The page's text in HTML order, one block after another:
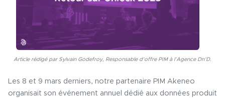
Article rédigé par Sylvain Godefroy, Responsable d’offre PIM à l’Agence Dn’D.
Les 8 et 9 mars derniers, notre partenaire PIM Akeneo
organisait son événement annuel dédié aux données produit